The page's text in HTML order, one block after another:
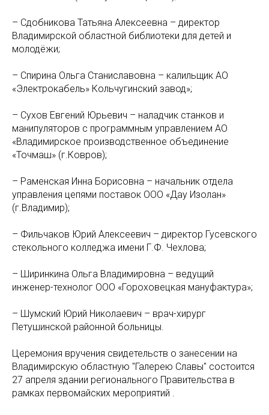
– Сдобникова Татьяна Алексеевна – директор
Владимирской областной библиотеки для детей и
молодёжи;
– Спирина Ольга Станиславовна – калильщик АО
«Электрокабель» Кольчугинский завод»;
– Сухов Евгений Юрьевич – наладчик станков и
манипуляторов с программным управлением АО
«Владимирское производственное объединение
«Точмаш» (г.Ковров);
– Раменская Инна Борисовна – начальник отдела
управления цепями поставок ООО «Дау Изолан»
(г.Владимир);
– Фильчаков Юрий Алексеевич – директор Гусевского
стекольного колледжа имени Г.Ф. Чехлова;
– Ширинкина Ольга Владимировна – ведущий
инженер-технолог ООО «Гороховецкая мануфактура»;
– Шумский Юрий Николаевич – врач-хирург
Петушинской районной больницы.
Церемония вручения свидетельств о занесении на
Владимирскую областную "Галерею Славы" состоится
27 апреля здании регионального Правительства в
рамках первомайских мероприятий .